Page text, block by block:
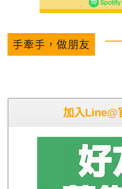
手牽手，做朋友
加入Line@